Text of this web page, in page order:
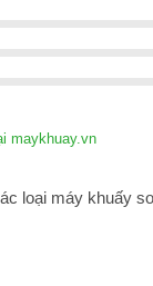
maykhuay.vn
loại máy khuấy